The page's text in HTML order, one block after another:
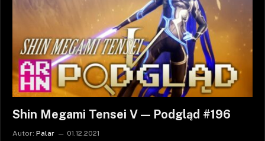
Shin Megami Tensei V — Podgląd #196
Autor: Palar 01.12.2021